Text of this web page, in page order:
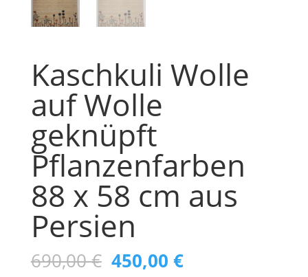
Kaschkuli Wolle
auf Wolle
geknüpft
Pflanzenfarben
88 x 58 cm aus
Persien
690,00€ Ursprünglicher
450,00 €Aktueller